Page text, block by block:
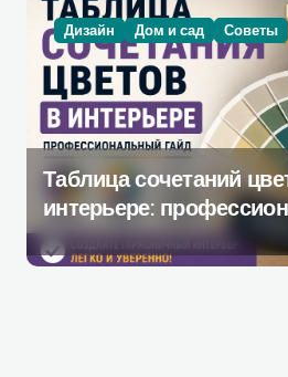
Дизайн Дом и сад Советы
Таблица сочетаний
интерьере:
руководство по
гармоничной палитры